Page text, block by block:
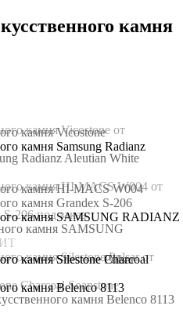
камня
камня Vicostone
камня Samsung Radianz
камня HI-MACS W004
камня Grandex S-206
камня SAMSUNG RADIANZ
камня Silestone Pulsar
камня Silestone Charcoal
камня Belenco 8113